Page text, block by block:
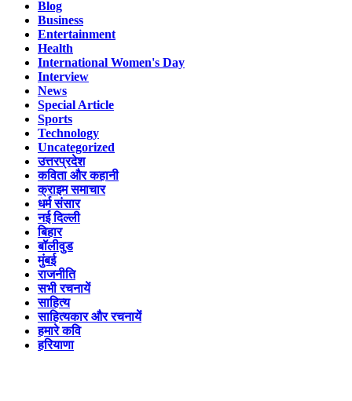
Blog
Business
Entertainment
Health
International Women's Day
Interview
News
Special Article
Sports
Technology
Uncategorized
उत्तरप्रदेश
कविता और कहानी
क्राइम समाचार
धर्म संसार
नई दिल्ली
बिहार
बॉलीवुड
मुंबई
राजनीति
सभी रचनायें
साहित्य
साहित्यकार और रचनायें
हमारे कवि
हरियाणा